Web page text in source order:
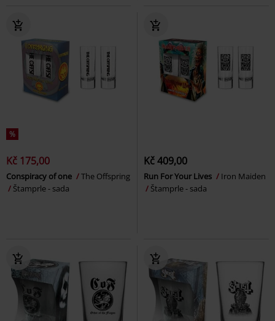
%
Kč 175,00
Conspiracy of one
The Offspring
Štamprle - sada
Kč 409,00
Run For Your Lives
Iron Maiden
Štamprle - sada